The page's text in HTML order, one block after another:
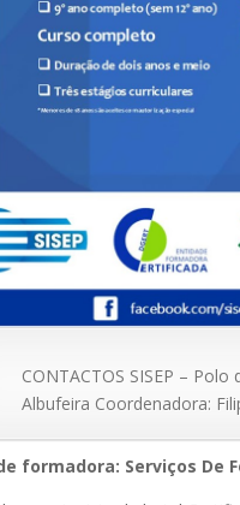
CONTACTOS SISEP –
Albufeira Coordenadora:
formadora: Serviços De